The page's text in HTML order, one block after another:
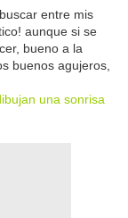
entre mis
aunque si se
bueno a la
buenos agujeros,
una sonrisa